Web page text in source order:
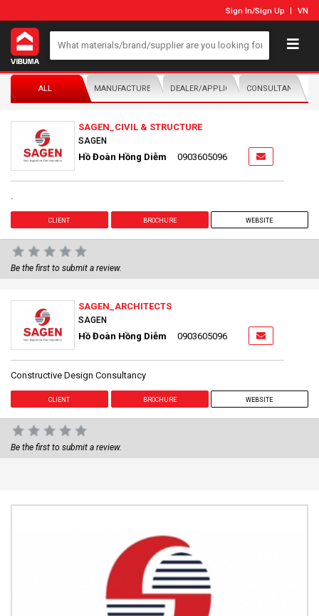
Sign In/Sign Up VN
ALL MANUFACTURER/DISTRIBUTORDEALER/APPLICATORCONSULTANTS
SAGEN_CIVIL & STRUCTURE
SAGEN
Hồ Đoàn Hồng Diễm 0903605096
CLIENT BROCHURE WEBSITE
Be the first to submit a review.
SAGEN_ARCHITECTS
SAGEN
Hồ Đoàn Hồng Diễm 0903605096
Constructive Design Consultancy
CLIENT BROCHURE WEBSITE
Be the first to submit a review.